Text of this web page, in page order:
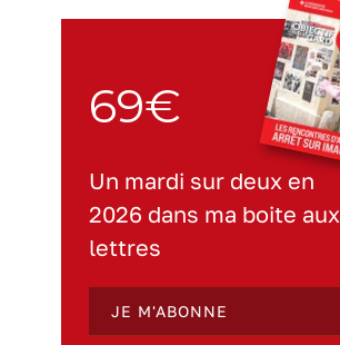
69€
Un mardi sur deux en
2026 dans ma boite aux
lettres
JE M'ABONNE